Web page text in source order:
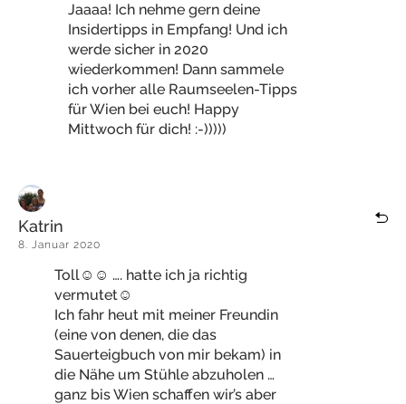
Jaaaa! Ich nehme gern deine
Insidertipps in Empfang! Und ich
werde sicher in 2020
wiederkommen! Dann sammele
ich vorher alle Raumseelen-Tipps
für Wien bei euch! Happy
Mittwoch für dich! :-)))))
Katrin
8. Januar 2020
Toll☺️☺️ …. hatte ich ja richtig
vermutet☺️
Ich fahr heut mit meiner Freundin
(eine von denen, die das
Sauerteigbuch von mir bekam) in
die Nähe um Stühle abzuholen …
ganz bis Wien schaffen wir’s aber